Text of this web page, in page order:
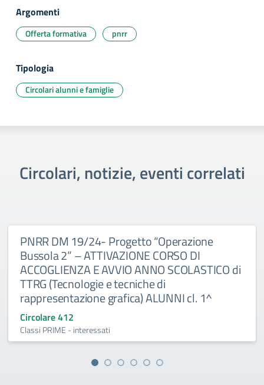
Argomenti
Offerta formativa pnrr
Tipologia
Circolari alunni e famiglie
Circolari, notizie, eventi correlati
PNRR DM 19/24- Progetto “Operazione
Bussola 2” – ATTIVAZIONE CORSO DI
ACCOGLIENZA E AVVIO ANNO SCOLASTICO di
TTRG (Tecnologie e tecniche di
rappresentazione grafica) ALUNNI cl. 1^
Circolare 412
Classi PRIME - interessati